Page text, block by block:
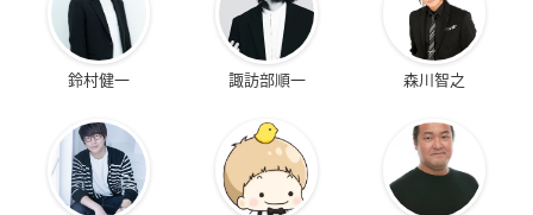
鈴村健一 諏訪部順一 森川智之